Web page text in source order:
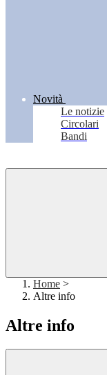
Novità
Le notizie
Circolari
Bandi
Home >
Altre info
Altre info